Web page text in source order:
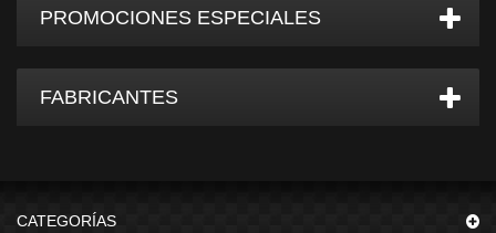
PROMOCIONES ESPECIALES
FABRICANTES
CATEGORÍAS